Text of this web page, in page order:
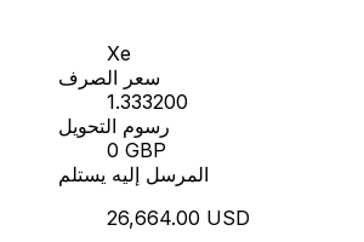
Xe
سعر الصرف
1.333200
رسوم التحويل
0 GBP
المرسل إليه يستلم
26,664.00 USD